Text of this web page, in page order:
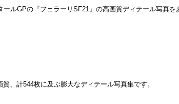
ルGPの『フェラーリSF21』の高画質ディテール写真を
、計544枚に及ぶ膨大なディテール写真集です。